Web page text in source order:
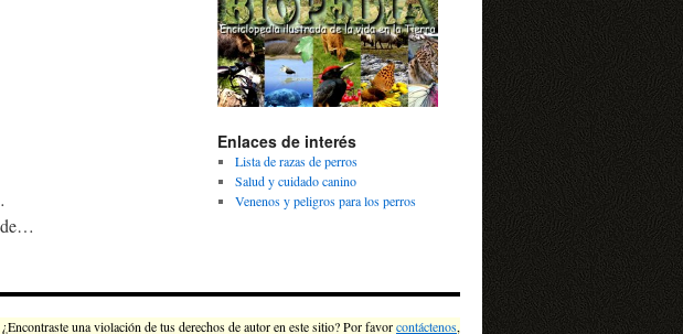
de…
Enlaces de interés
Lista de razas de perros
Salud y cuidado canino
Venenos y peligros para los perros
una violación de tus derechos de autor en este sitio? Por favorcontáctenos,